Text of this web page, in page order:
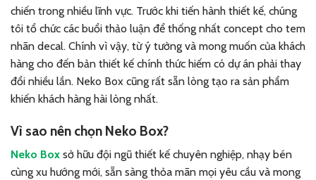
chiến trong nhiều lĩnh vực. Trước khi tiến hành thiết kế, chúng
tôi tổ chức các buổi thảo luận để thống nhất concept cho tem
nhãn decal. Chính vì vậy, từ ý tưởng và mong muốn của khách
hàng cho đến bản thiết kế chính thức hiếm có dự án phải thay
đổi nhiều lần. Neko Box cũng rất sẵn lòng tạo ra sản phẩm
khiến khách hàng hài lòng nhất.
Vì sao nên chọn Neko Box?
Neko Box sở hữu đội ngũ thiết kế chuyên nghiệp, nhạy bén
cùng xu hướng mới, sẵn sàng thỏa mãn mọi yêu cầu và mong